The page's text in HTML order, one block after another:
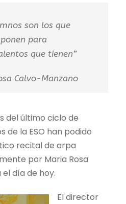
son los que
para
que tienen”
Calvo-Manzano
del último ciclo de
de la ESO han podido
recital de arpa
por Maria Rosa
día de hoy.
El director